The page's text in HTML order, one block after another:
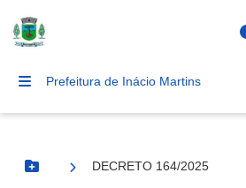
Prefeitura de Inácio Martins
Botão Menu
DECRETO 164/2025